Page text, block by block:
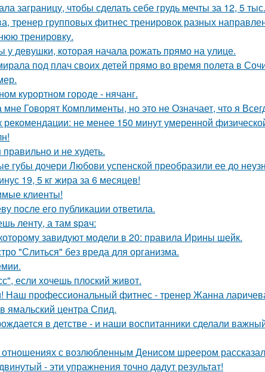
заграницу, чтобы сделать себе грудь мечты за 12, 5 тыс.
тренер групповых фитнес тренировок разных
тренировку.
девушки, которая начала рожать прямо на улице.
под плач своих детей прямо во время полета в
курортном городе - нячанг.
Говорят Комплименты, но это не Означает, что я
не менее 150 минут умеренной
и не худеть.
губы дочери Любови успенской преобразили ее до
19, 5 кг жира за 6 месяцев!
клиенты!
после его публикации ответила.
ленту, а там spaч:
завидуют модели в 20: правила Ирины шейк.
"Слиться" без вреда для организма.
если хочешь плоский живот.
Наш профессиональный фитнес - тренер Жанна
ямальский центра Спид.
в детстве - и наши воспитанники сделали
с возлюбленным Денисом шреером
- эти упражнения точно дадут результат!